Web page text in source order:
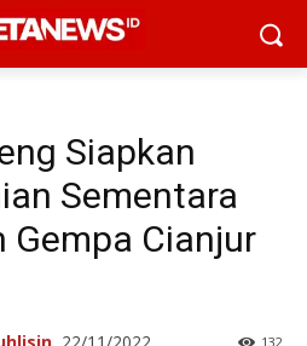
Siapkan
Sementara
Gempa Cianjur
132